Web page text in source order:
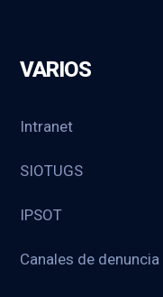
VARIOS
Intranet
SIOTUGS
IPSOT
Canales de denuncia